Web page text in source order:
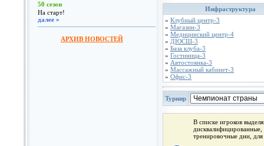
50 сезон
На старт!
далее »
АРХИВ НОВОСТЕЙ
Инфраструктура
» Клубный центр-3
» Магазин-3
» Медицинский центр-4
» ДЮСШ-3
» База клуба-3
» Гостиница-3
» Автостоянка-3
» Массажный кабинет-3
» Офис-3
Турнир
В списке игроков
тренировочные дни,